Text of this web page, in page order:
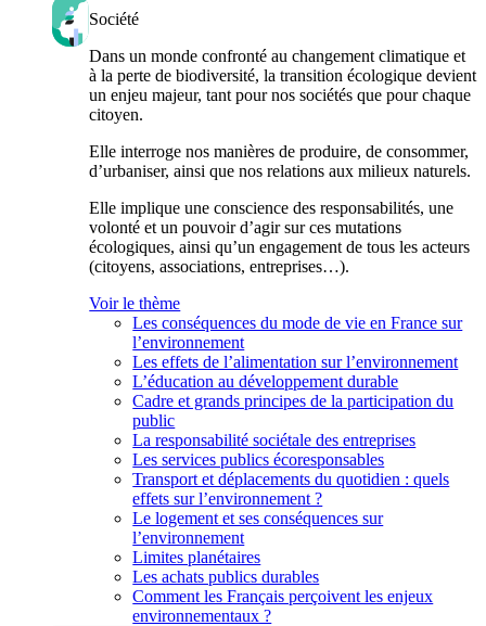
Société
Dans un monde confronté au changement climatique et
à la perte de biodiversité, la transition écologique devient
un enjeu majeur, tant pour nos sociétés que pour chaque
citoyen.
Elle interroge nos manières de produire, de consommer,
d’urbaniser, ainsi que nos relations aux milieux naturels.
Elle implique une conscience des responsabilités, une
volonté et un pouvoir d’agir sur ces mutations
écologiques, ainsi qu’un engagement de tous les acteurs
(citoyens, associations, entreprises…).
Voir le thème
Les conséquences du mode de vie en France sur
l’environnement
Les effets de l’alimentation sur l’environnement
L’éducation au développement durable
Cadre et grands principes de la participation du
public
La responsabilité sociétale des entreprises
Les services publics écoresponsables
Transport et déplacements du quotidien : quels
effets sur l’environnement ?
Le logement et ses conséquences sur
l’environnement
Limites planétaires
Les achats publics durables
Comment les Français perçoivent les enjeux
environnementaux ?